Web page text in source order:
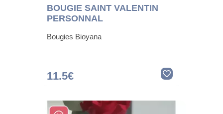
BOUGIE SAINT VALENTIN
PERSONNAL
Bougies Bioyana
11.5€